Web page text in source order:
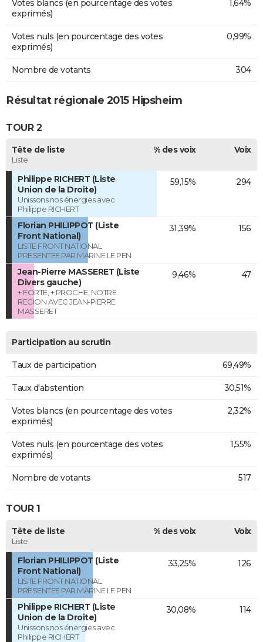
Votes blancs (en pourcentage des votes
exprimés)
1,64%
Votes nuls (en pourcentage des votes
exprimés)
0,99%
Nombre de votants 304
Résultat régionale 2015 Hipsheim
TOUR 2
Tête de liste
Liste
% des voix Voix
Philippe RICHERT (Liste
Union de la Droite)
Unissons nos énergies avec
Philippe RICHERT
59,15% 294
Florian PHILIPPOT (Liste
Front National)
LISTE FRONT NATIONAL
PRESENTEE PAR MARINE LE PEN
31,39% 156
Jean-Pierre MASSERET (Liste
Divers gauche)
+ FORTE, + PROCHE, NOTRE
REGION AVEC JEAN-PIERRE
MASSERET
9,46% 47
Participation au scrutin
Taux de participation 69,49%
Taux d'abstention 30,51%
Votes blancs (en pourcentage des votes
exprimés)
2,32%
Votes nuls (en pourcentage des votes
exprimés)
1,55%
Nombre de votants 517
TOUR 1
Tête de liste
Liste
% des voix Voix
Florian PHILIPPOT (Liste
Front National)
LISTE FRONT NATIONAL
PRESENTEE PAR MARINE LE PEN
33,25% 126
Philippe RICHERT (Liste
Union de la Droite)
Unissons nos énergies avec
Philippe RICHERT
30,08% 114